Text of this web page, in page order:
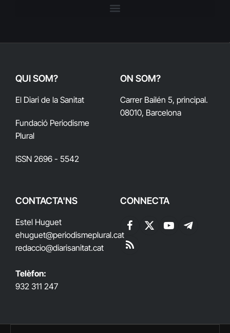
QUI SOM?
El Diari de la Sanitat
Fundació Periodisme
Plural
ISSN 2696 - 5542
ON SOM?
Carrer Bailén 5, principal.
08010, Barcelona
CONTACTA'NS
Estel Huguet
ehuguet@periodismeplural.cat
redaccio@diarisanitat.cat
Telèfon:
932 311 247
CONNECTA
Facebook
X
YouTubeTelegram
RSS